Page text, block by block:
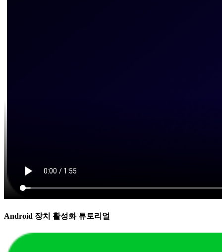
Android 장치 활성화 튜토리얼